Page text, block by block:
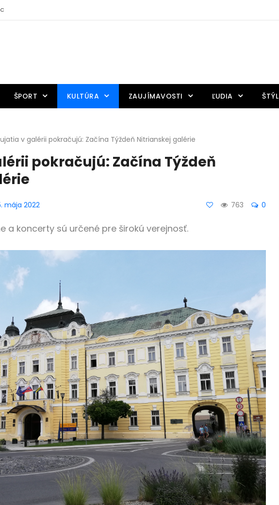
C
ŠPORT KULTÚRA ZAUJÍMAVOSTI ĽUDIA ŠTÝL
v galérii pokračujú: Začína Týždeň Nitrianskej galérie
pokračujú: Začína Týždeň
mája 2022 763 0
a koncerty sú určené pre širokú verejnosť.